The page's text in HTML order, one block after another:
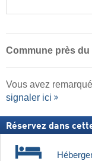
Commune près du
Vous avez
signaler ici
Réservez dans